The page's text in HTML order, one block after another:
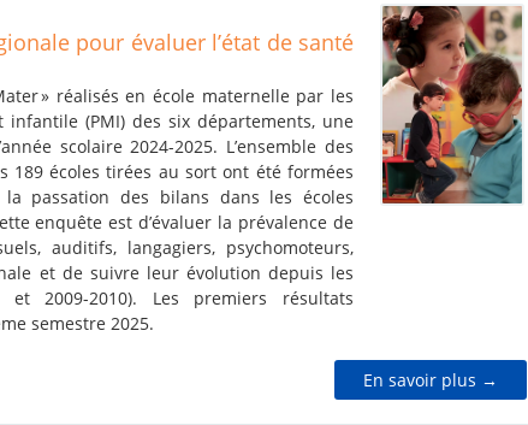
pour évaluer l’état de santé
» réalisés en école maternelle par les
(PMI) des six départements, une
scolaire 2024-2025. L’ensemble des
189 écoles tirées au sort ont été formées
passation des bilans dans les écoles
enquête est d’évaluer la prévalence de
auditifs, langagiers, psychomoteurs,
et de suivre leur évolution depuis les
et 2009-2010). Les premiers résultats
semestre 2025.
En savoir plus →